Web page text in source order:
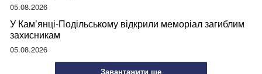
05.08.2026
У Кам’янці-Подільському відкрили меморіал загиблим
захисникам
05.08.2026
Завантажити ще